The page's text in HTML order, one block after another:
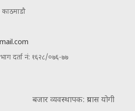
दर्ता नं: १६२८/०७६-७७
बजार व्यवस्थापक: प्रयास योगी